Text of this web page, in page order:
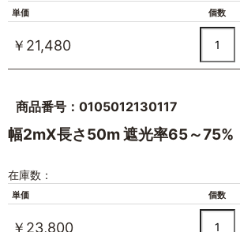
単価 個数
￥21,480
商品番号：0105012130117
幅2mX長さ50m 遮光率65～75%
在庫数：
単価 個数
￥23,800